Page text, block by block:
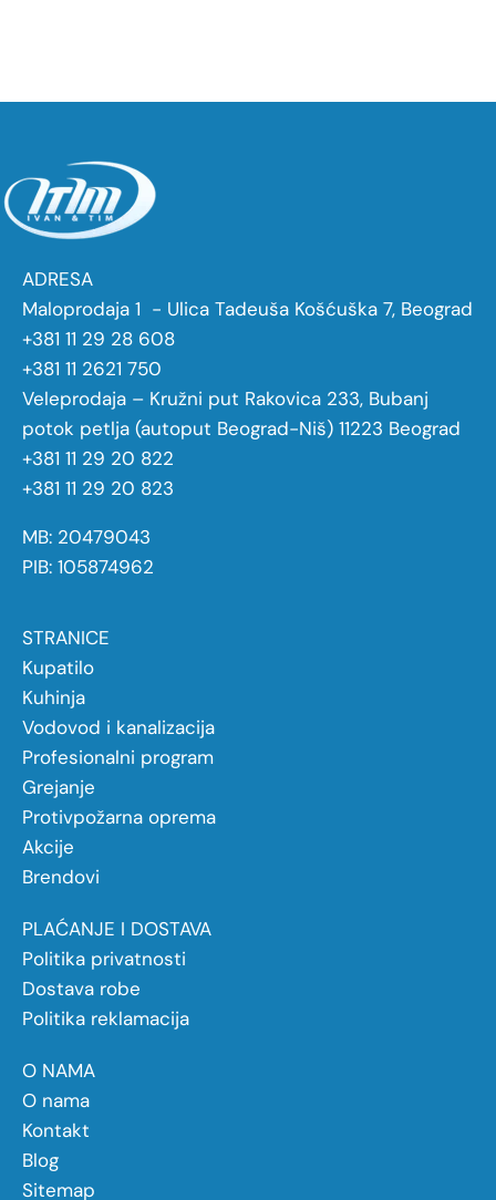
ADRESA
Maloprodaja 1 - Ulica Tadeuša Košćuška 7, Beograd
+381 11 29 28 608
+381 11 2621 750
Veleprodaja – Kružni put Rakovica 233, Bubanj
potok petlja (autoput Beograd-Niš) 11223 Beograd
+381 11 29 20 822
+381 11 29 20 823
MB: 20479043
PIB: 105874962
STRANICE
Kupatilo
Kuhinja
Vodovod i kanalizacija
Profesionalni program
Grejanje
Protivpožarna oprema
Akcije
Brendovi
PLAĆANJE I DOSTAVA
Politika privatnosti
Dostava robe
Politika reklamacija
O NAMA
O nama
Kontakt
Blog
Sitemap